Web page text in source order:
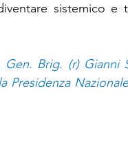
sistemico e
Brig. (r) Gianni
Presidenza